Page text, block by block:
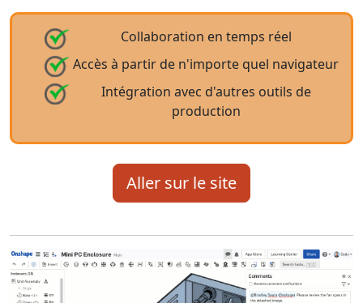
Collaboration en temps réel
Accès à partir de n'importe quel navigateur
Intégration avec d'autres outils de
production
Aller sur le site